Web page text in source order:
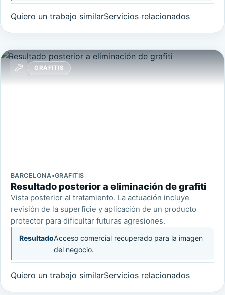
Quiero un trabajo similarServicios relacionados
GRAFITIS
BARCELONA•GRAFITIS
Resultado posterior a eliminación de grafiti
Vista posterior al tratamiento. La actuación incluye
revisión de la superficie y aplicación de un producto
protector para dificultar futuras agresiones.
ResultadoAcceso comercial recuperado para la imagen
del negocio.
Quiero un trabajo similarServicios relacionados